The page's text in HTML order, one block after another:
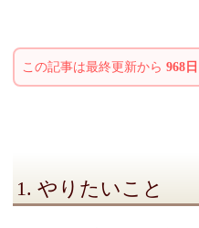
この記事は最終更新から 968日
1. やりたいこと